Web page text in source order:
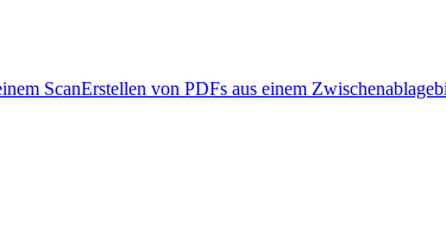
ScanErstellen von PDFs aus einem